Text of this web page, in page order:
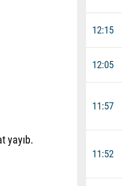
yayıb.
12:15
12:05
11:57
11:52